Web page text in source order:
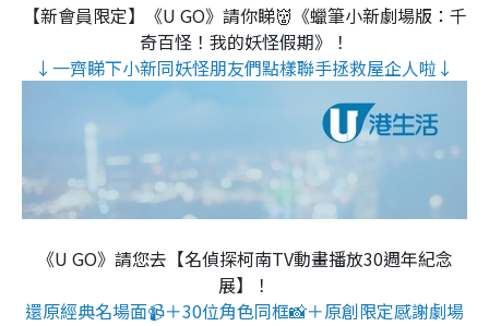
【新會員限定】《U GO》請你睇👹《蠟筆小新劇場版：千
奇百怪！我的妖怪假期》！
↓一齊睇下小新同妖怪朋友們點樣聯手拯救屋企人啦↓
《U GO》請您去【名偵探柯南TV動畫播放30週年紀念
展】！
還原經典名場面📹＋30位角色同框📸＋原創限定感謝劇場